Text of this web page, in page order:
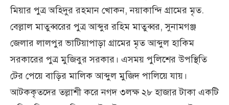
মিয়ার পুত্র অহিদুর রহমান খোকন, নয়াকান্দি গ্রামের মৃত.
বেল্লাল মাতুব্বরের পুত্র আব্দুর রহিম মাতুব্বর, সুনামগঞ্জ
জেলার লালপুর ভাটিয়াপাড়া গ্রামের মৃত আব্দুল হাকিম
সরকারের পুত্র মুজিবুর সরকার। এসময় পুলিশের উপস্থিতি
টের পেয়ে বাড়ির মালিক আব্দুল মুজিদ পালিয়ে যায়।
আটককৃতদের তল্লাশী করে নগদ ৩লক্ষ ২৮ হাজার টাকা একটি